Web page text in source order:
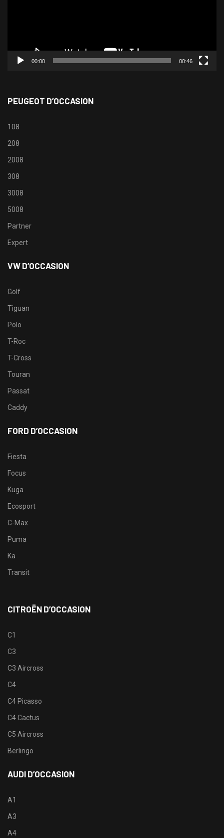
00:00 00:46
PEUGEOT D’OCCASION
108
208
2008
308
3008
5008
Partner
Expert
VW D’OCCASION
Golf
Tiguan
Polo
T-Roc
T-Cross
Touran
Passat
Caddy
FORD D’OCCASION
Fiesta
Focus
Kuga
Ecosport
C-Max
Puma
Ka
Transit
CITROËN D’OCCASION
C1
C3
C3 Aircross
C4
C4 Picasso
C4 Cactus
C5 Aircross
Berlingo
AUDI D’OCCASION
A1
A3
A4